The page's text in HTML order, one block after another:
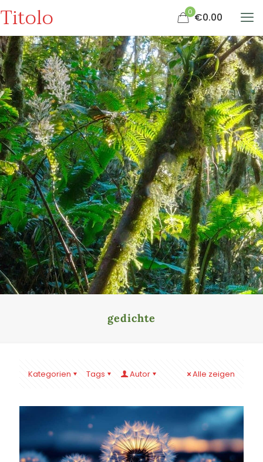
Titolo 0 €0.00
gedichte
Kategorien Tags Autor Alle zeigen